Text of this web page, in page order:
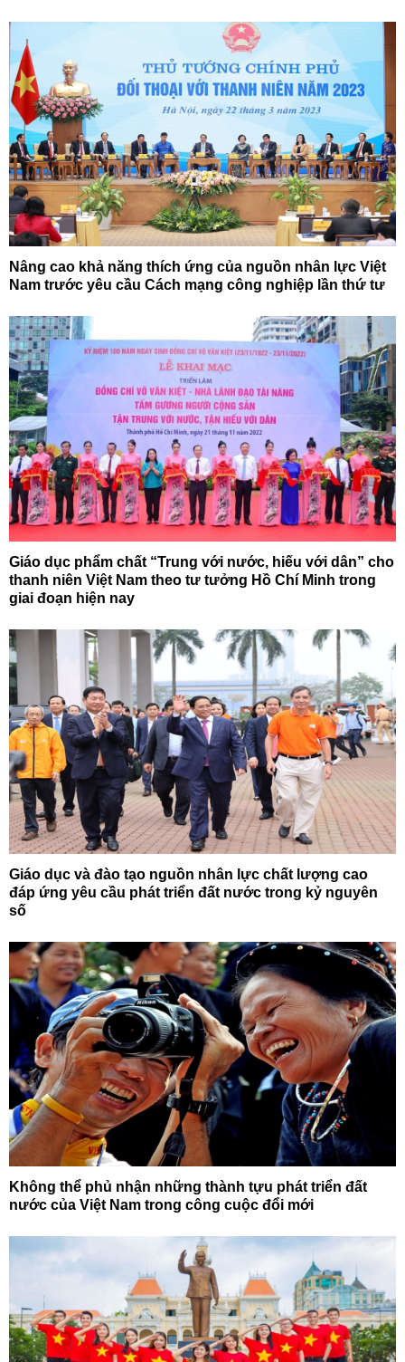
Nâng cao khả năng thích ứng của nguồn nhân lực Việt
Nam trước yêu cầu Cách mạng công nghiệp lần thứ tư
Giáo dục phẩm chất “Trung với nước, hiếu với dân” cho
thanh niên Việt Nam theo tư tưởng Hồ Chí Minh trong
giai đoạn hiện nay
Giáo dục và đào tạo nguồn nhân lực chất lượng cao
đáp ứng yêu cầu phát triển đất nước trong kỷ nguyên
số
Không thể phủ nhận những thành tựu phát triển đất
nước của Việt Nam trong công cuộc đổi mới